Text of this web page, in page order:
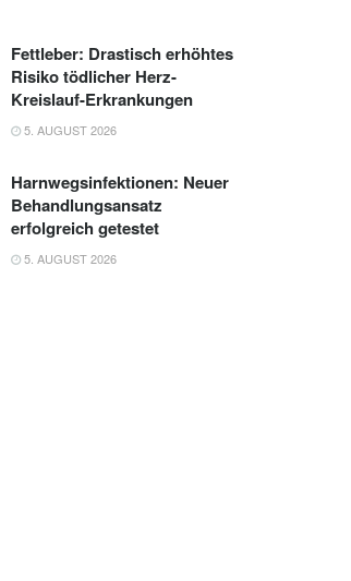
Fettleber: Drastisch erhöhtes
Risiko tödlicher Herz-
Kreislauf-Erkrankungen
5. AUGUST 2026
Harnwegsinfektionen: Neuer
Behandlungsansatz
erfolgreich getestet
5. AUGUST 2026